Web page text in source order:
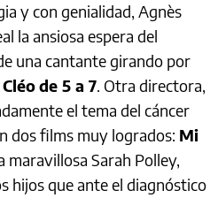
y con genialidad, Agnès
la ansiosa espera del
una cantante girando por
Cléode 5 a 7. Otra directora,
el tema del cáncer
dos films muy logrados: Mi
maravillosa Sarah Polley,
hijos que ante el diagnóstico